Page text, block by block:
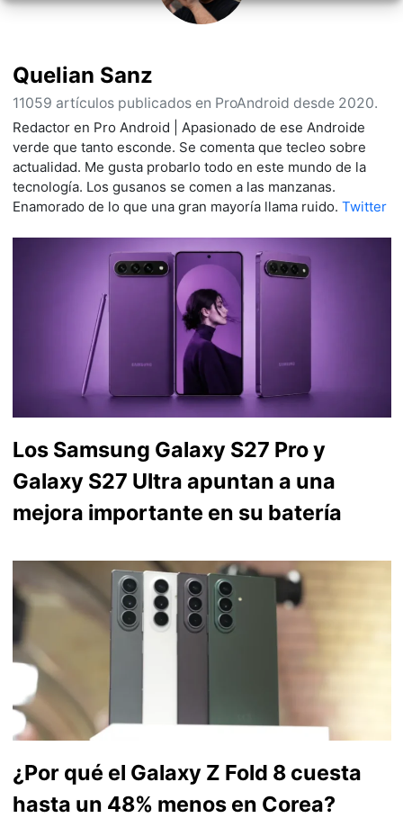
Quelian Sanz
11059 artículos publicados en ProAndroid desde 2020.
Redactor en Pro Android | Apasionado de ese Androide
verde que tanto esconde. Se comenta que tecleo sobre
actualidad. Me gusta probarlo todo en este mundo de la
tecnología. Los gusanos se comen a las manzanas.
Enamorado de lo que una gran mayoría llama ruido. Twitter
Los Samsung Galaxy S27 Pro y
Galaxy S27 Ultra apuntan a una
mejora importante en su batería
¿Por qué el Galaxy Z Fold 8 cuesta
hasta un 48% menos en Corea?